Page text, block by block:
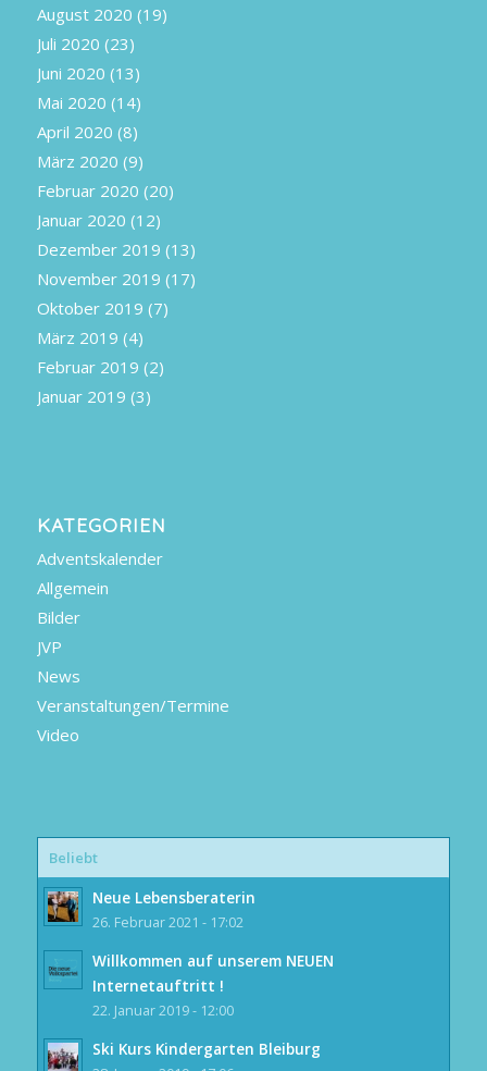
August 2020 (19)
Juli 2020 (23)
Juni 2020 (13)
Mai 2020 (14)
April 2020 (8)
März 2020 (9)
Februar 2020 (20)
Januar 2020 (12)
Dezember 2019 (13)
November 2019 (17)
Oktober 2019 (7)
März 2019 (4)
Februar 2019 (2)
Januar 2019 (3)
KATEGORIEN
Adventskalender
Allgemein
Bilder
JVP
News
Veranstaltungen/Termine
Video
Beliebt
Neue Lebensberaterin
26. Februar 2021 - 17:02
Willkommen auf unserem NEUEN
Internetauftritt !
22. Januar 2019 - 12:00
Ski Kurs Kindergarten Bleiburg